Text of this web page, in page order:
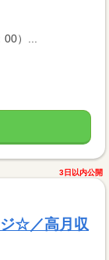
00）...
3日以内公開
ジ☆／高月収